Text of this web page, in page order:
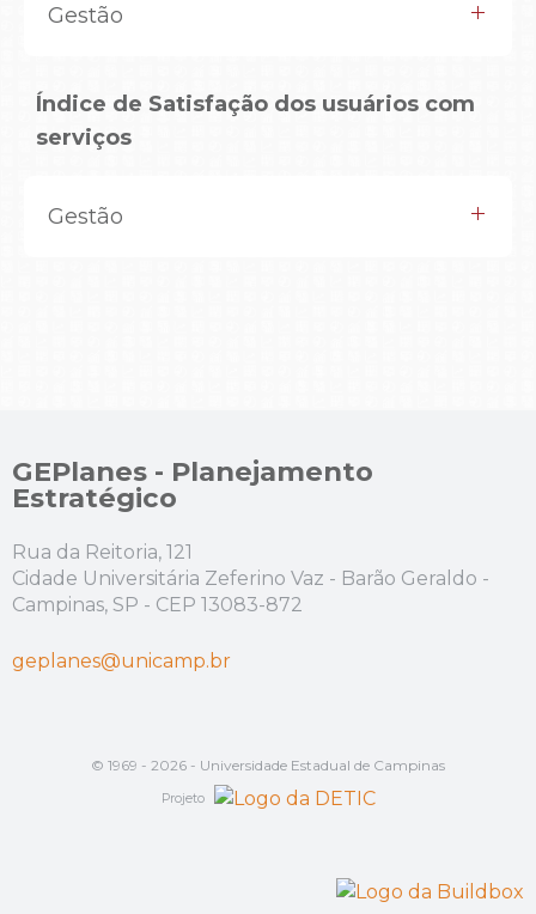
Gestão
Índice de Satisfação dos usuários com
serviços
Gestão
GEPlanes - Planejamento
Estratégico
Rua da Reitoria, 121
Cidade Universitária Zeferino Vaz - Barão Geraldo -
Campinas, SP - CEP 13083-872
geplanes@unicamp.br
© 1969 - 2026 - Universidade Estadual de Campinas
Projeto